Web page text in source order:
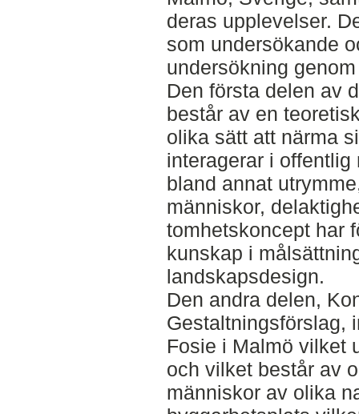
deras upplevelser.
som undersökande
undersökning
Den första delen av
består av en
olika sätt att närma
interagerar i
bland annat
människor,
tomhetskoncept har
kunskap i
landskapsdesign.
Den andra delen,
Gestaltningsförslag,
Fosie i Malmö vilket
och vilket består av
människor av olika